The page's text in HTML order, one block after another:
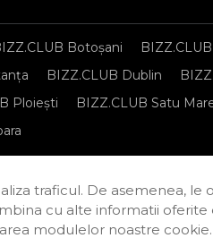
Botoșani
BIZZ.CLUB Dublin
Ploiești
BIZZ.CLUB Satu
Termeni și
traficul. De asemenea, le
cu alte informatii oferite
modulelor noastre cookie.